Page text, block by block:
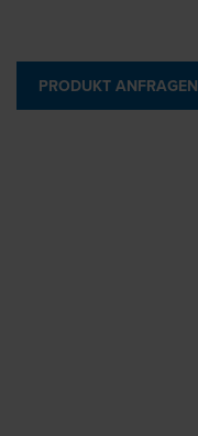
PRODUKT ANFRAGEN